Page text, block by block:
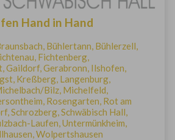
Hand in Hand
Bühlertann, Bühlerzell,
Fichtenberg,
Gaildorf, Gerabronn, Ilshofen,
Kreßberg, Langenburg,
Bilz, Michelfeld,
Rosengarten, Rot am
Schrozberg, Schwäbisch Hall,
Laufen, Untermünkheim,
Wolpertshausen